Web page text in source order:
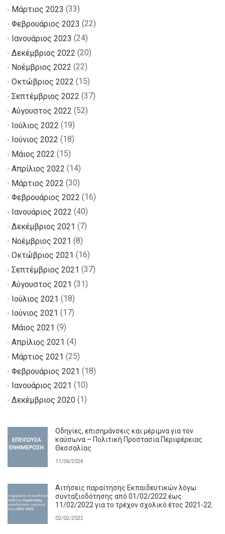
Μάρτιος 2023 (33)
Φεβρουάριος 2023 (22)
Ιανουάριος 2023 (24)
Δεκέμβριος 2022 (20)
Νοέμβριος 2022 (22)
Οκτώβριος 2022 (15)
Σεπτέμβριος 2022 (37)
Αύγουστος 2022 (52)
Ιούλιος 2022 (19)
Ιούνιος 2022 (18)
Μάιος 2022 (15)
Απρίλιος 2022 (14)
Μάρτιος 2022 (30)
Φεβρουάριος 2022 (16)
Ιανουάριος 2022 (40)
Δεκέμβριος 2021 (7)
Νοέμβριος 2021 (8)
Οκτώβριος 2021 (16)
Σεπτέμβριος 2021 (37)
Αύγουστος 2021 (31)
Ιούλιος 2021 (18)
Ιούνιος 2021 (17)
Μάιος 2021 (9)
Απρίλιος 2021 (4)
Μάρτιος 2021 (25)
Φεβρουάριος 2021 (18)
Ιανουάριος 2021 (10)
Δεκέμβριος 2020 (1)
Οδηγίες, επισημάνσεις και μέριμνα για τον
καύσωνα – Πολιτική Προστασία Περιφέρειας
Θεσσαλίας
11/06/2024
Αιτήσεις παραίτησης Εκπαιδευτικών λόγω
συνταξιοδότησης από 01/02/2022 έως
11/02/2022 για το τρέχον σχολικό έτος 2021-22.
02/02/2022